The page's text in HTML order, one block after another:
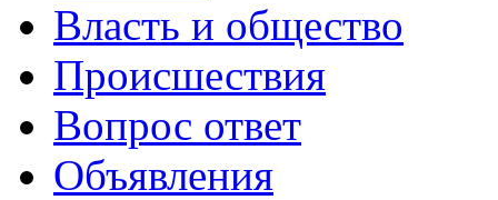
Власть и общество
Происшествия
Вопрос ответ
Объявления